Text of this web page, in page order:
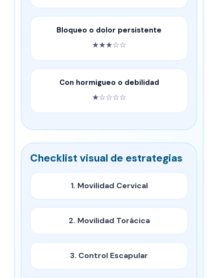
Bloqueo o dolor persistente
★★★☆☆
Con hormigueo o debilidad
★☆☆☆☆
Checklist visual de estrategias
1. Movilidad Cervical
2. Movilidad Torácica
3. Control Escapular